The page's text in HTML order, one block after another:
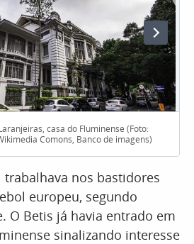
casa do Fluminense (Foto:
Comons, Banco de imagens)
trabalhava nos bastidores
europeu, segundo
O Betis já havia entrado em
sinalizando interesse